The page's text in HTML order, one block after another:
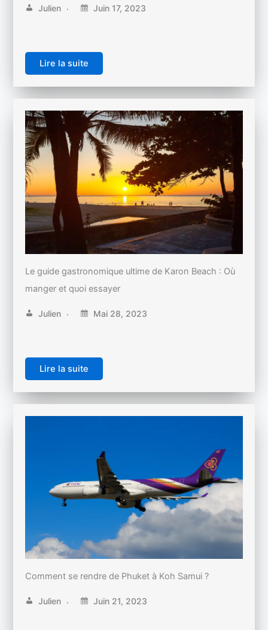
Julien Juin 17, 2023
Lire la suite
Le guide gastronomique ultime de Karon Beach : Où
manger et quoi essayer
Julien Mai 28, 2023
Lire la suite
Comment se rendre de Phuket à Koh Samui ?
Julien Juin 21, 2023